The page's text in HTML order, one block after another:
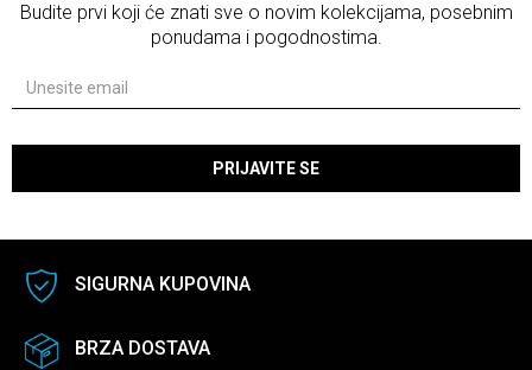
Budite prvi koji će znati sve o novim kolekcijama, posebnim
ponudama i pogodnostima.
PRIJAVITE SE
SIGURNA KUPOVINA
BRZA DOSTAVA